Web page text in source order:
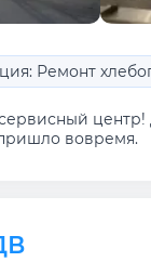
Ремонт
центр!
вовремя.